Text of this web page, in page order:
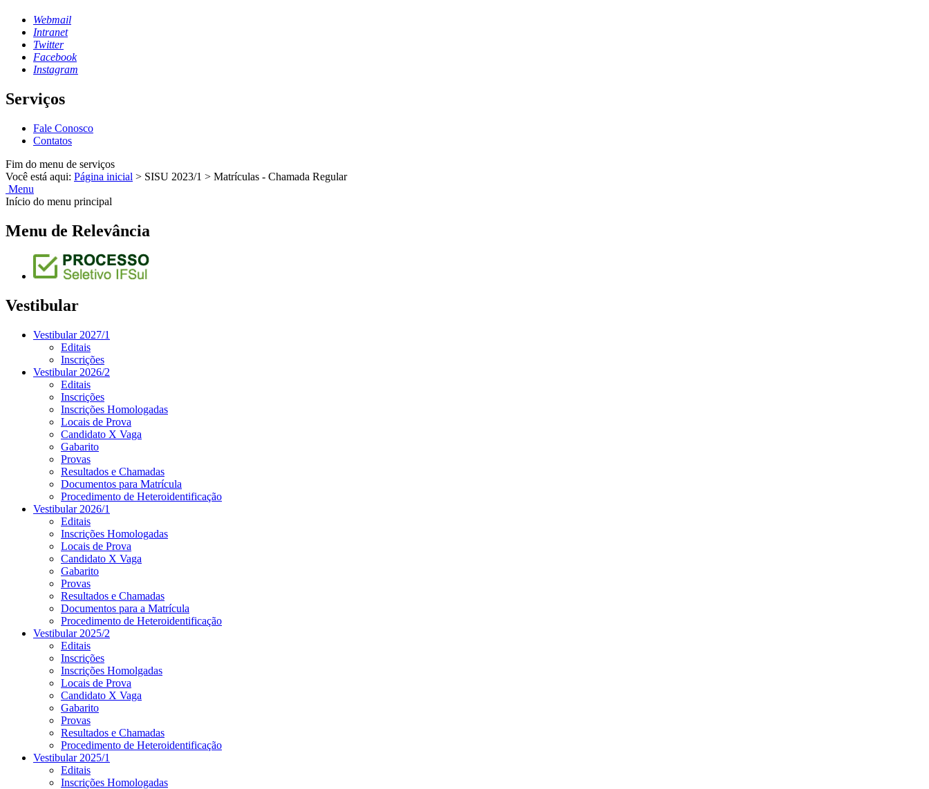
Webmail
Intranet
Twitter
Facebook
Instagram
Serviços
Fale Conosco
Contatos
Fim do menu de serviços
Você está aqui: Página inicial > SISU 2023/1 > Matrículas - Chamada Regular
Menu
Início do menu principal
Menu de Relevância
Vestibular
Vestibular 2027/1
Editais
Inscrições
Vestibular 2026/2
Editais
Inscrições
Inscrições Homologadas
Locais de Prova
Candidato X Vaga
Gabarito
Provas
Resultados e Chamadas
Documentos para Matrícula
Procedimento de Heteroidentificação
Vestibular 2026/1
Editais
Inscrições Homologadas
Locais de Prova
Candidato X Vaga
Gabarito
Provas
Resultados e Chamadas
Documentos para a Matrícula
Procedimento de Heteroidentificação
Vestibular 2025/2
Editais
Inscrições
Inscrições Homolgadas
Locais de Prova
Candidato X Vaga
Gabarito
Provas
Resultados e Chamadas
Procedimento de Heteroidentificação
Vestibular 2025/1
Editais
Inscrições Homologadas